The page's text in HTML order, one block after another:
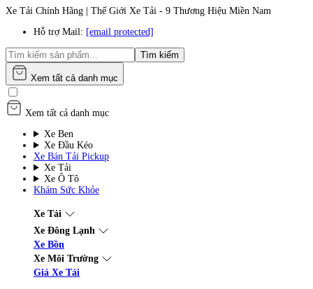
Xe Tải Chính Hãng | Thế Giới Xe Tải - 9 Thương Hiệu Miền Nam
Hỗ trợ Mail: [email protected]
Tìm kiếm
Xem tất cả danh mục
Xem tất cả danh mục
Xe Ben
Xe Đầu Kéo
Xe Bán Tải Pickup
Xe Tải
Xe Ô Tô
Khám Sức Khỏe
Xe Tải
Xe Đông Lạnh
Xe Bồn
Xe Môi Trường
Giá Xe Tải